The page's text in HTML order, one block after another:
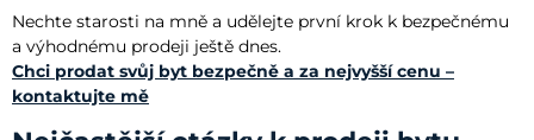
Nechte starosti na mně a udělejte první krok k bezpečnému
a výhodnému prodeji ještě dnes.
Chci prodat svůj byt bezpečně a za nejvyšší cenu –
kontaktujte mě